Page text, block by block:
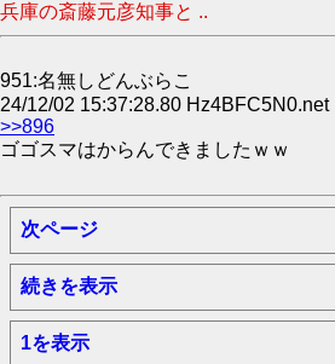
兵庫の斎藤元彦知事と ..
951:名無しどんぶらこ
24/12/02 15:37:28.80 Hz4BFC5N0.net
>>896
ゴゴスマはからんできましたｗｗ
次ページ
続きを表示
1を表示